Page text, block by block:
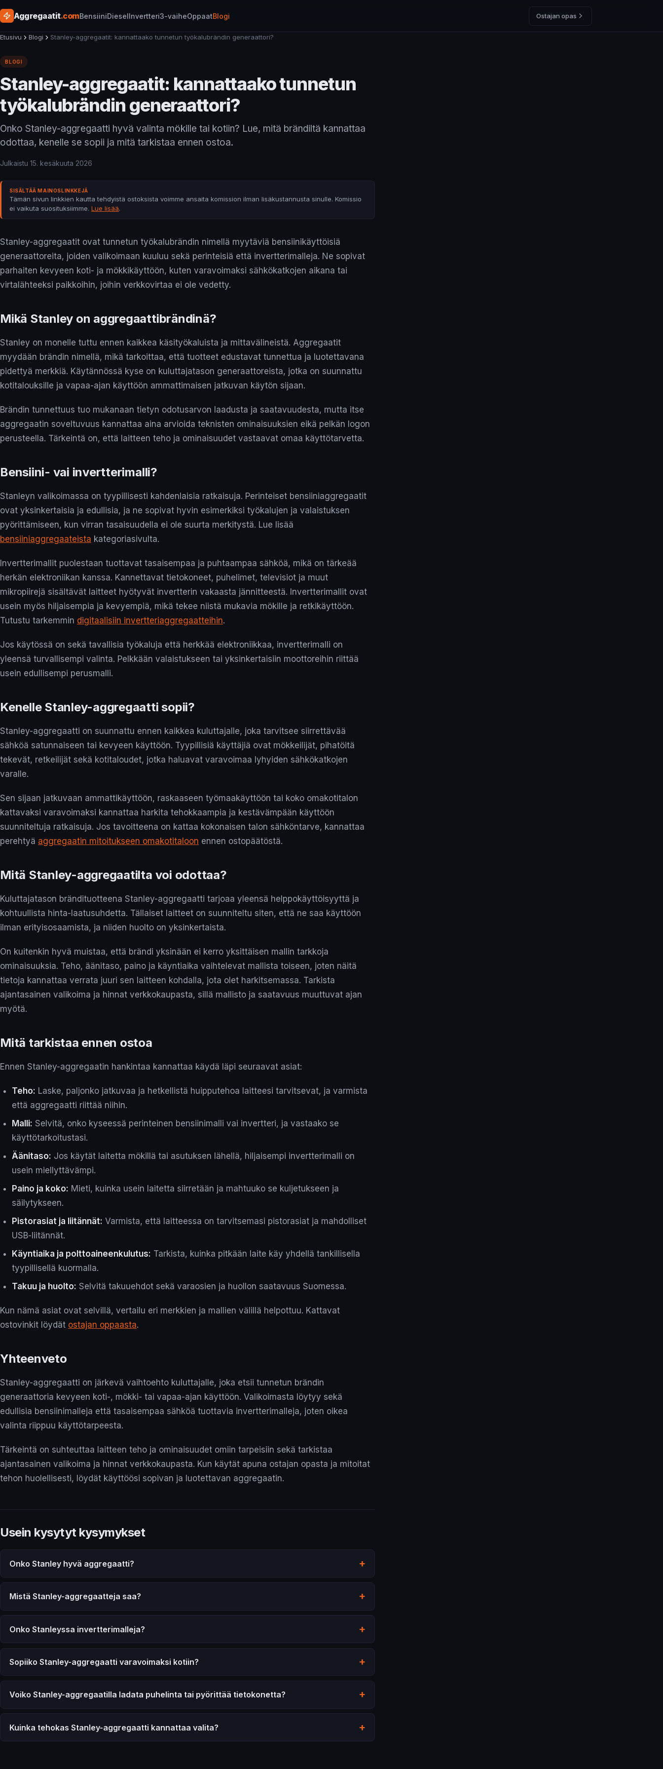
Aggregaatit.comBensiiniDieselInvertteri3-vaiheOppaatBlogi Ostajan opas
Etusivu Blogi Stanley-aggregaatit: kannattaako tunnetun työkalubrändin generaattori?
BLOGI
Stanley-aggregaatit: kannattaako tunnetun
työkalubrändin generaattori?
Onko Stanley-aggregaatti hyvä valinta mökille tai kotiin? Lue, mitä brändiltä kannattaa
odottaa, kenelle se sopii ja mitä tarkistaa ennen ostoa.
Julkaistu 15. kesäkuuta 2026
SISÄLTÄÄ MAINOSLINKKEJÄ
Tämän sivun linkkien kautta tehdyistä ostoksista voimme ansaita komission ilman lisäkustannusta sinulle. Komissio
ei vaikuta suosituksiimme. Lue lisää.
Stanley-aggregaatit ovat tunnetun työkalubrändin nimellä myytäviä bensiinikäyttöisiä
generaattoreita, joiden valikoimaan kuuluu sekä perinteisiä että invertterimalleja. Ne sopivat
parhaiten kevyeen koti- ja mökkikäyttöön, kuten varavoimaksi sähkökatkojen aikana tai
virtalähteeksi paikkoihin, joihin verkkovirtaa ei ole vedetty.
Mikä Stanley on aggregaattibrändinä?
Stanley on monelle tuttu ennen kaikkea käsityökaluista ja mittavälineistä. Aggregaatit
myydään brändin nimellä, mikä tarkoittaa, että tuotteet edustavat tunnettua ja luotettavana
pidettyä merkkiä. Käytännössä kyse on kuluttajatason generaattoreista, jotka on suunnattu
kotitalouksille ja vapaa-ajan käyttöön ammattimaisen jatkuvan käytön sijaan.
Brändin tunnettuus tuo mukanaan tietyn odotusarvon laadusta ja saatavuudesta, mutta itse
aggregaatin soveltuvuus kannattaa aina arvioida teknisten ominaisuuksien eikä pelkän logon
perusteella. Tärkeintä on, että laitteen teho ja ominaisuudet vastaavat omaa käyttötarvetta.
Bensiini- vai invertterimalli?
Stanleyn valikoimassa on tyypillisesti kahdenlaisia ratkaisuja. Perinteiset bensiiniaggregaatit
ovat yksinkertaisia ja edullisia, ja ne sopivat hyvin esimerkiksi työkalujen ja valaistuksen
pyörittämiseen, kun virran tasaisuudella ei ole suurta merkitystä. Lue lisää
bensiiniaggregaateista kategoriasivulta.
Invertterimallit puolestaan tuottavat tasaisempaa ja puhtaampaa sähköä, mikä on tärkeää
herkän elektroniikan kanssa. Kannettavat tietokoneet, puhelimet, televisiot ja muut
mikropiirejä sisältävät laitteet hyötyvät invertterin vakaasta jännitteestä. Invertterimallit ovat
usein myös hiljaisempia ja kevyempiä, mikä tekee niistä mukavia mökille ja retkikäyttöön.
Tutustu tarkemmin digitaalisiin invertteriaggregaatteihin.
Jos käytössä on sekä tavallisia työkaluja että herkkää elektroniikkaa, invertterimalli on
yleensä turvallisempi valinta. Pelkkään valaistukseen tai yksinkertaisiin moottoreihin riittää
usein edullisempi perusmalli.
Kenelle Stanley-aggregaatti sopii?
Stanley-aggregaatti on suunnattu ennen kaikkea kuluttajalle, joka tarvitsee siirrettävää
sähköä satunnaiseen tai kevyeen käyttöön. Tyypillisiä käyttäjiä ovat mökkeilijät, pihatöitä
tekevät, retkeilijät sekä kotitaloudet, jotka haluavat varavoimaa lyhyiden sähkökatkojen
varalle.
Sen sijaan jatkuvaan ammattikäyttöön, raskaaseen työmaakäyttöön tai koko omakotitalon
kattavaksi varavoimaksi kannattaa harkita tehokkaampia ja kestävämpään käyttöön
suunniteltuja ratkaisuja. Jos tavoitteena on kattaa kokonaisen talon sähköntarve, kannattaa
perehtyä aggregaatin mitoitukseen omakotitaloon ennen ostopäätöstä.
Mitä Stanley-aggregaatilta voi odottaa?
Kuluttajatason brändituotteena Stanley-aggregaatti tarjoaa yleensä helppokäyttöisyyttä ja
kohtuullista hinta-laatusuhdetta. Tällaiset laitteet on suunniteltu siten, että ne saa käyttöön
ilman erityisosaamista, ja niiden huolto on yksinkertaista.
On kuitenkin hyvä muistaa, että brändi yksinään ei kerro yksittäisen mallin tarkkoja
ominaisuuksia. Teho, äänitaso, paino ja käyntiaika vaihtelevat mallista toiseen, joten näitä
tietoja kannattaa verrata juuri sen laitteen kohdalla, jota olet harkitsemassa. Tarkista
ajantasainen valikoima ja hinnat verkkokaupasta, sillä mallisto ja saatavuus muuttuvat ajan
myötä.
Mitä tarkistaa ennen ostoa
Ennen Stanley-aggregaatin hankintaa kannattaa käydä läpi seuraavat asiat:
Teho: Laske, paljonko jatkuvaa ja hetkellistä huipputehoa laitteesi tarvitsevat, ja varmista
että aggregaatti riittää niihin.
Malli: Selvitä, onko kyseessä perinteinen bensiinimalli vai invertteri, ja vastaako se
käyttötarkoitustasi.
Äänitaso: Jos käytät laitetta mökillä tai asutuksen lähellä, hiljaisempi invertterimalli on
usein miellyttävämpi.
Paino ja koko: Mieti, kuinka usein laitetta siirretään ja mahtuuko se kuljetukseen ja
säilytykseen.
Pistorasiat ja liitännät: Varmista, että laitteessa on tarvitsemasi pistorasiat ja mahdolliset
USB-liitännät.
Käyntiaika ja polttoaineenkulutus: Tarkista, kuinka pitkään laite käy yhdellä tankillisella
tyypillisellä kuormalla.
Takuu ja huolto: Selvitä takuuehdot sekä varaosien ja huollon saatavuus Suomessa.
Kun nämä asiat ovat selvillä, vertailu eri merkkien ja mallien välillä helpottuu. Kattavat
ostovinkit löydät ostajan oppaasta.
Yhteenveto
Stanley-aggregaatti on järkevä vaihtoehto kuluttajalle, joka etsii tunnetun brändin
generaattoria kevyeen koti-, mökki- tai vapaa-ajan käyttöön. Valikoimasta löytyy sekä
edullisia bensiinimalleja että tasaisempaa sähköä tuottavia invertterimalleja, joten oikea
valinta riippuu käyttötarpeesta.
Tärkeintä on suhteuttaa laitteen teho ja ominaisuudet omiin tarpeisiin sekä tarkistaa
ajantasainen valikoima ja hinnat verkkokaupasta. Kun käytät apuna ostajan opasta ja mitoitat
tehon huolellisesti, löydät käyttöösi sopivan ja luotettavan aggregaatin.
Usein kysytyt kysymykset
Onko Stanley hyvä aggregaatti?
Mistä Stanley-aggregaatteja saa?
Onko Stanleyssa invertterimalleja?
Sopiiko Stanley-aggregaatti varavoimaksi kotiin?
Voiko Stanley-aggregaatilla ladata puhelinta tai pyörittää tietokonetta?
Kuinka tehokas Stanley-aggregaatti kannattaa valita?